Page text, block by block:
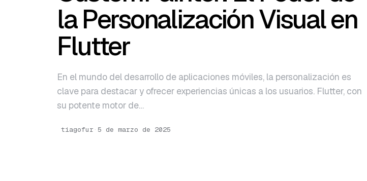
la Personalización Visual en
Flutter
En el mundo del desarrollo de aplicaciones móviles, la personalización es
clave para destacar y ofrecer experiencias únicas a los usuarios. Flutter, con
su potente motor de…
tiagofur · 5 de marzo de 2025